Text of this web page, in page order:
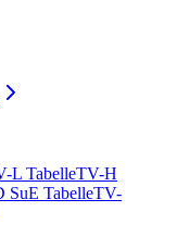
L TabelleTV-H
SuE TabelleTV-